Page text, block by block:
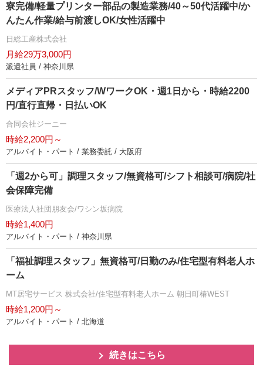
寮完備/軽量プリンター部品の製造業務/40～50代活躍中/か
んたん作業/給与前渡しOK/女性活躍中
日総工産株式会社
月給29万3,000円
派遣社員 / 神奈川県
メディアPRスタッフ/WワークOK・週1日から・時給2200
円/直行直帰・日払いOK
合同会社ジーニー
時給2,200円～
アルバイト・パート / 業務委託 / 大阪府
「週2から可」調理スタッフ/無資格可/シフト相談可/病院/社
会保障完備
医療法人社団朋友会/ワシン坂病院
時給1,400円
アルバイト・パート / 神奈川県
「福祉調理スタッフ」無資格可/日勤のみ/住宅型有料老人ホ
ーム
MT居宅サービス 株式会社/住宅型有料老人ホーム 朝日町椿WEST
時給1,200円～
アルバイト・パート / 北海道
続きはこちら